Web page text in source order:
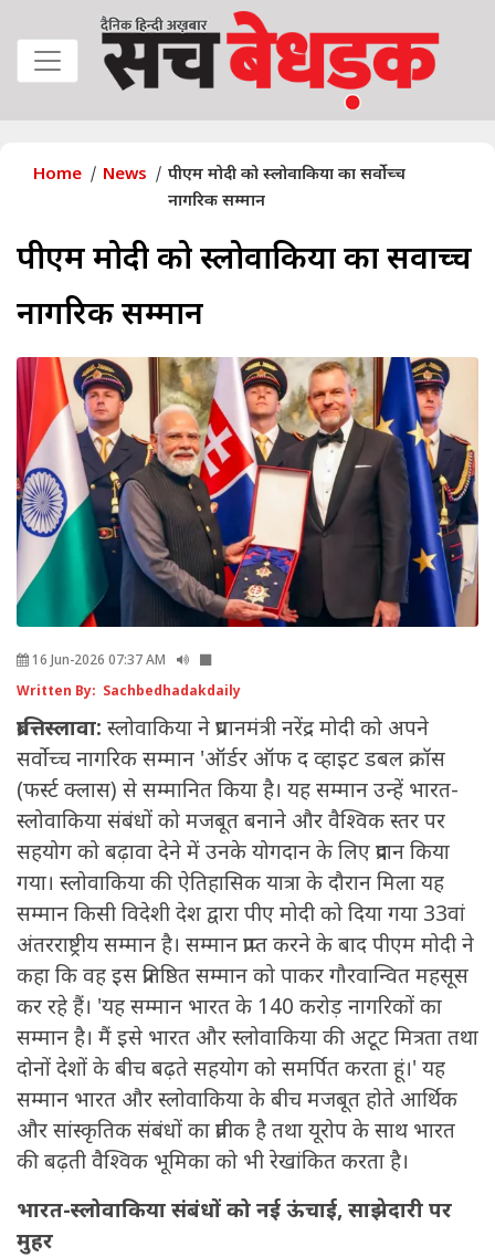
Home News
पीएम मोदी को स्लोवाकिया का सर्वोच्च
नागरिक सम्मान
पीएम मोदी को स्लोवाकिया का सर्वोच्च
नागरिक सम्मान
16 Jun-2026 07:37 AM
Written By: Sachbedhadakdaily
ब्रात्तिस्लावा: स्लोवाकिया ने प्रधानमंत्री नरेंद्र मोदी को अपने
सर्वोच्च नागरिक सम्मान 'ऑर्डर ऑफ द व्हाइट डबल क्रॉस
(फर्स्ट क्लास) से सम्मानित किया है। यह सम्मान उन्हें भारत-
स्लोवाकिया संबंधों को मजबूत बनाने और वैश्विक स्तर पर
सहयोग को बढ़ावा देने में उनके योगदान के लिए प्रदान किया
गया। स्लोवाकिया की ऐतिहासिक यात्रा के दौरान मिला यह
सम्मान किसी विदेशी देश द्वारा पीए मोदी को दिया गया 33वां
अंतरराष्ट्रीय सम्मान है। सम्मान प्राप्त करने के बाद पीएम मोदी ने
कहा कि वह इस प्रतिष्ठित सम्मान को पाकर गौरवान्वित महसूस
कर रहे हैं। 'यह सम्मान भारत के 140 करोड़ नागरिकों का
सम्मान है। मैं इसे भारत और स्लोवाकिया की अटूट मित्रता तथा
दोनों देशों के बीच बढ़ते सहयोग को समर्पित करता हूं।' यह
सम्मान भारत और स्लोवाकिया के बीच मजबूत होते आर्थिक
और सांस्कृतिक संबंधों का प्रतीक है तथा यूरोप के साथ भारत
की बढ़ती वैश्विक भूमिका को भी रेखांकित करता है।
भारत-स्लोवाकिया संबंधों को नई ऊंचाई, साझेदारी पर
मुहर